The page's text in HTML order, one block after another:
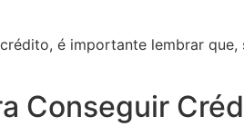
é importante lembrar que,
Conseguir